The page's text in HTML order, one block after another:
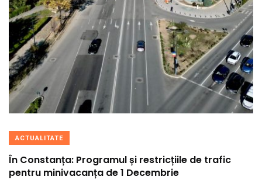
ACTUALITATE
În Constanța: Programul și restricțiile de trafic
pentru minivacanța de 1 Decembrie